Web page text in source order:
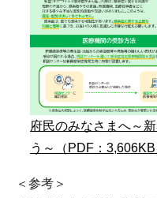
府民のみなさまへ～
う～（PDF：3,606KB
＜参考＞